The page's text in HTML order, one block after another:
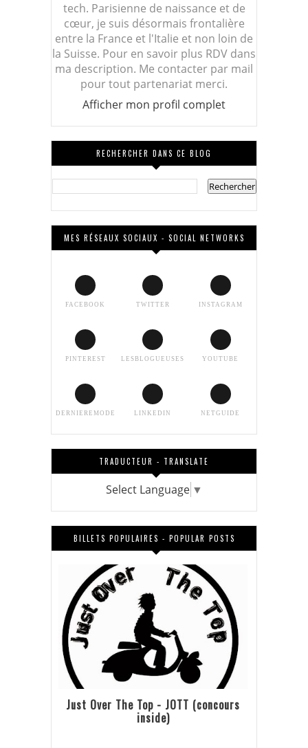
tech. Parisienne de naissance et de
cœur, je suis désormais frontalière
entre la France et l'Italie et non loin de
la Suisse. Pour en savoir plus RDV dans
ma description. Me contacter par mail
pour tout partenariat merci.
Afficher mon profil complet
RECHERCHER DANS CE BLOG
MES RÉSEAUX SOCIAUX - SOCIAL NETWORKS
FACEBOOK TWITTER INSTAGRAM
PINTEREST LESBLOGUEUSES YOUTUBE
DERNIEREMODE LINKEDIN NETGUIDE
TRADUCTEUR - TRANSLATE
Select Language ▼
BILLETS POPULAIRES - POPULAR POSTS
Just Over The Top - JOTT (concours
inside)